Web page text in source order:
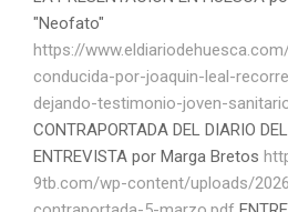
"Neofato"
https://
conducida-por-joaquin-leal-
dejando-testimonio-joven-
CONTRAPORTADA DEL DIARIO
ENTREVISTA por Marga Bretos
9tb.com/wp-content/uploads/